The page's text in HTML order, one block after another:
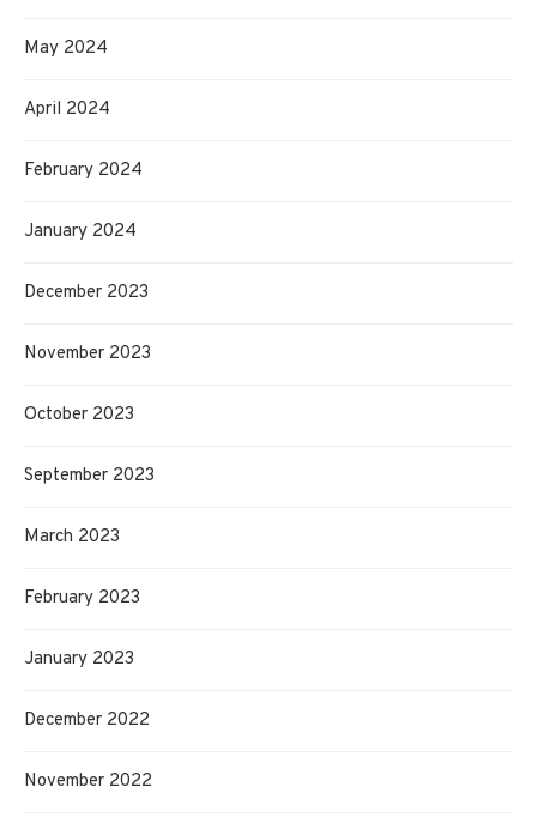
May 2024
April 2024
February 2024
January 2024
December 2023
November 2023
October 2023
September 2023
March 2023
February 2023
January 2023
December 2022
November 2022